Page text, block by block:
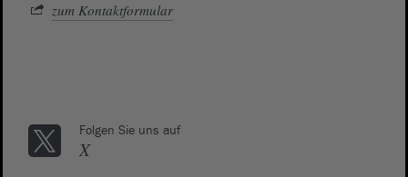
zum Kontaktformular
Folgen Sie uns auf
X